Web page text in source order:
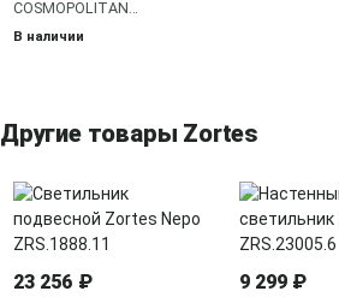
COSMOPOLITAN
COSMOPOLITAN W2970.2
В наличии
Другие товары Zortes
23 256 ₽ 9 299 ₽